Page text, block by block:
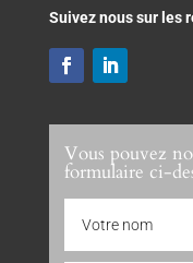
Suivez nous sur les
Vous pouvez
formulaire ci-